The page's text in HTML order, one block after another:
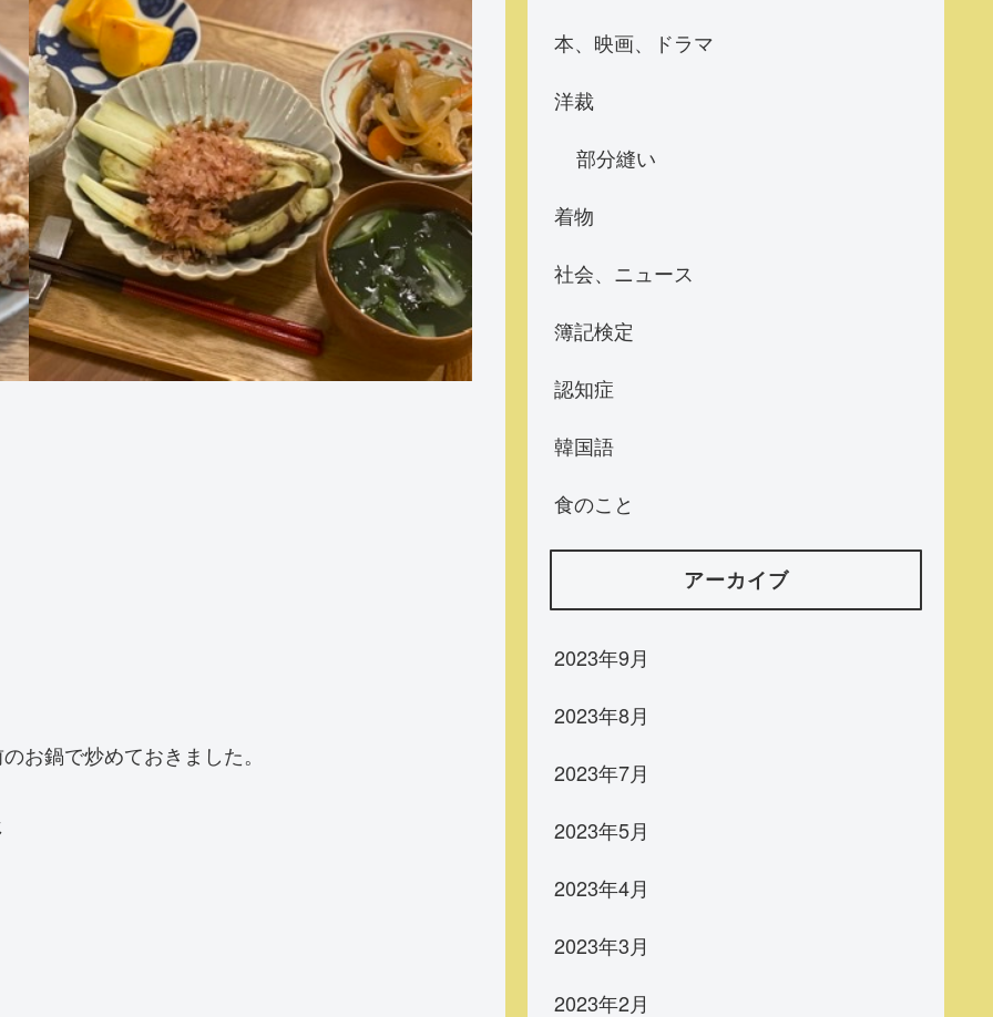
お鍋で炒めておきました。
本、映画、ドラマ
洋裁
部分縫い
着物
社会、ニュース
簿記検定
認知症
韓国語
食のこと
アーカイブ
2023年9月
2023年8月
2023年7月
2023年5月
2023年4月
2023年3月
2023年2月